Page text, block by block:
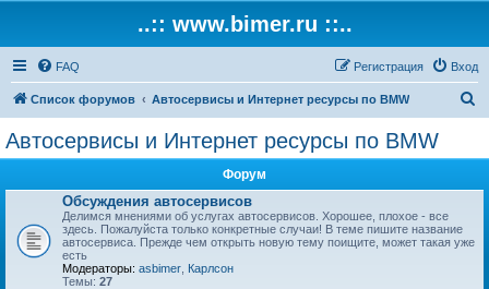
..:: www.bimer.ru ::..
FAQ Вход
Регистрация
Список форумов Автосервисы и Интернет ресурсы по BMW
Автосервисы и Интернет ресурсы по BMW
Форум
Обсуждения автосервисов
Делимся мнениями об услугах автосервисов. Хорошее, плохое - все
здесь. Пожалуйста только конкретные случаи! В теме пишите название
автосервиса. Прежде чем открыть новую тему поищите, может такая уже
есть
Модераторы: asbimer Карлсон
Темы: 27